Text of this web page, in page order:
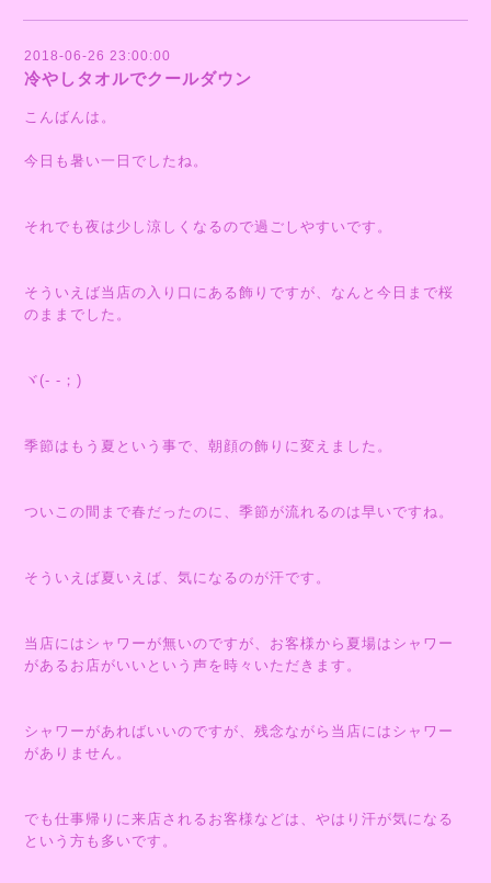
2018-06-26 23:00:00
冷やしタオルでクールダウン
こんばんは。
今日も暑い一日でしたね。
それでも夜は少し涼しくなるので過ごしやすいです。
そういえば当店の入り口にある飾りですが、なんと今日まで桜
のままでした。
ヾ(- -；)
季節はもう夏という事で、朝顔の飾りに変えました。
ついこの間まで春だったのに、季節が流れるのは早いですね。
そういえば夏いえば、気になるのが汗です。
当店にはシャワーが無いのですが、お客様から夏場はシャワー
があるお店がいいという声を時々いただきます。
シャワーがあればいいのですが、残念ながら当店にはシャワー
がありません。
でも仕事帰りに来店されるお客様などは、やはり汗が気になる
という方も多いです。